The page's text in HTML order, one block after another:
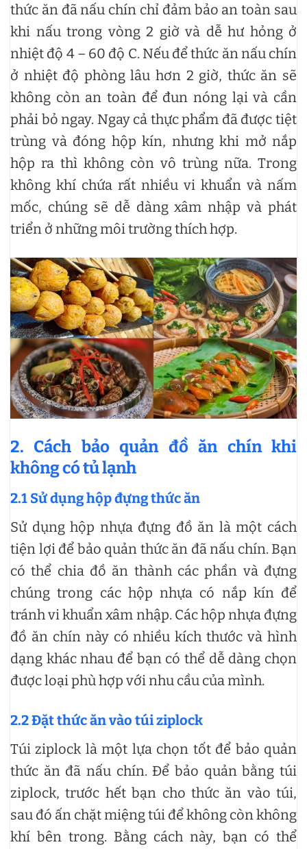
thức ăn đã nấu chín chỉ đảm bảo an toàn sau
khi nấu trong vòng 2 giờ và dễ hư hỏng ở
nhiệt độ 4 – 60 độ C. Nếu để thức ăn nấu chín
ở nhiệt độ phòng lâu hơn 2 giờ, thức ăn sẽ
không còn an toàn để đun nóng lại và cần
phải bỏ ngay. Ngay cả thực phẩm đã được tiệt
trùng và đóng hộp kín, nhưng khi mở nắp
hộp ra thì không còn vô trùng nữa. Trong
không khí chứa rất nhiều vi khuẩn và nấm
mốc, chúng sẽ dễ dàng xâm nhập và phát
triển ở những môi trường thích hợp.
2. Cách bảo quản đồ ăn chín khi
không có tủ lạnh
2.1 Sử dụng hộp đựng thức ăn
Sử dụng hộp nhựa đựng đồ ăn là một cách
tiện lợi để bảo quản thức ăn đã nấu chín. Bạn
có thể chia đồ ăn thành các phần và đựng
chúng trong các hộp nhựa có nắp kín để
tránh vi khuẩn xâm nhập. Các hộp nhựa đựng
đồ ăn chín này có nhiều kích thước và hình
dạng khác nhau để bạn có thể dễ dàng chọn
được loại phù hợp với nhu cầu của mình.
2.2 Đặt thức ăn vào túi ziplock
Túi ziplock là một lựa chọn tốt để bảo quản
thức ăn đã nấu chín. Để bảo quản bằng túi
ziplock, trước hết bạn cho thức ăn vào túi,
sau đó ấn chặt miệng túi để không còn không
khí bên trong. Bằng cách này, bạn có thể